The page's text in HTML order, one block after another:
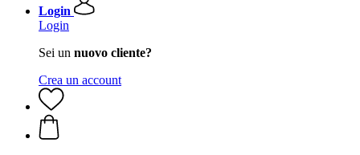
Login
Login
Sei un nuovo cliente?
Crea un account